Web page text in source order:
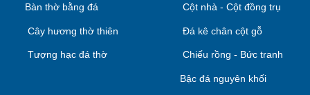
Bàn thờ bằng đá
Cây hương thờ thiên
Tượng hạc đá thờ
Cột nhà - Cột đồng trụ
Đá kê chân cột gỗ
Chiếu rồng - Bức tranh
Bậc đá nguyên khối